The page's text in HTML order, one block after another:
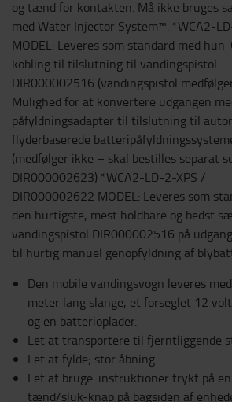
og tænd for kontakten. Må ikke bruges
med Water Injector System™. *WCA2-
MODEL: Leveres som standard med
kobling til tilslutning til vandingspistol
DIR000002516 (vandingspistol
Mulighed for at konvertere udgangen
påfyldningsadapter til tilslutning til
flyderbaserede
(medfølger ikke – skal bestilles separat
DIR000002623) *WCA2-LD-2-XPS /
DIR000002622 MODEL: Leveres som
den hurtigste, mest holdbare og bedst
vandingspistol DIR000002516 på
til hurtig manuel genopfyldning af
Den mobile vandingsvogn leveres
meter lang slange, et forseglet 12
og en batterioplader.
Let at transportere til fjerntliggende
Let at fylde; stor åbning.
Let at bruge: instruktioner trykt på
tænd/sluk-knap på bagsiden af